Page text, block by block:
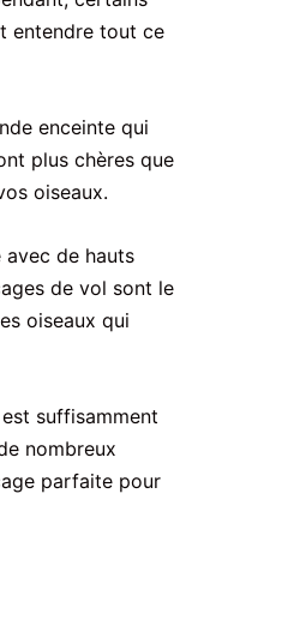
entendre tout ce
enceinte qui
plus chères que
oiseaux.
avec de hauts
de vol sont le
oiseaux qui
suffisamment
nombreux
parfaite pour